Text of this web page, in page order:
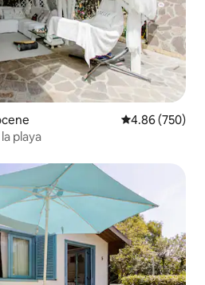
Calificación
4.86 (750)
playa